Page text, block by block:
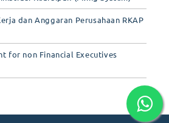
dan Anggaran Perusahaan RKAP
for non Financial Executives